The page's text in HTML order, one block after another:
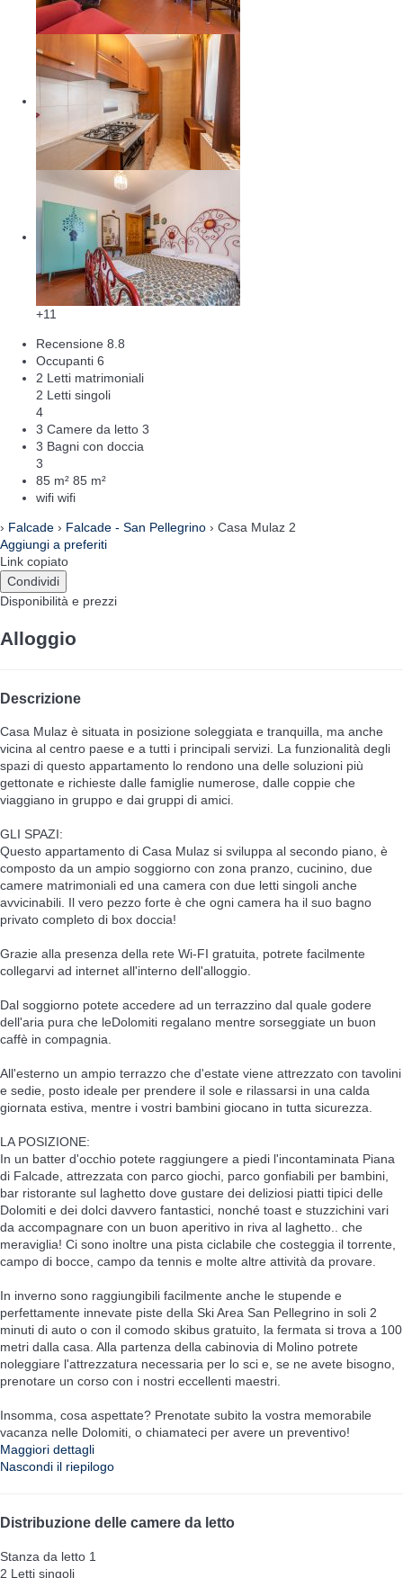
+11
Recensione 8.8
Occupanti 6
2 Letti matrimoniali
2 Letti singoli
4
3 Camere da letto 3
3 Bagni con doccia
3
85 m² 85 m²
wifi wifi
› Falcade › Falcade - San Pellegrino › Casa Mulaz 2
Aggiungi a preferiti
Link copiato
Condividi
Disponibilità e prezzi
Alloggio
Descrizione
Casa Mulaz è situata in posizione soleggiata e tranquilla, ma anche
vicina al centro paese e a tutti i principali servizi. La funzionalità degli
spazi di questo appartamento lo rendono una delle soluzioni più
gettonate e richieste dalle famiglie numerose, dalle coppie che
viaggiano in gruppo e dai gruppi di amici.
GLI SPAZI:
Questo appartamento di Casa Mulaz si sviluppa al secondo piano, è
composto da un ampio soggiorno con zona pranzo, cucinino, due
camere matrimoniali ed una camera con due letti singoli anche
avvicinabili. Il vero pezzo forte è che ogni camera ha il suo bagno
privato completo di box doccia!
Grazie alla presenza della rete Wi-FI gratuita, potrete facilmente
collegarvi ad internet all'interno dell'alloggio.
Dal soggiorno potete accedere ad un terrazzino dal quale godere
dell'aria pura che leDolomiti regalano mentre sorseggiate un buon
caffè in compagnia.
All'esterno un ampio terrazzo che d'estate viene attrezzato con tavolini
e sedie, posto ideale per prendere il sole e rilassarsi in una calda
giornata estiva, mentre i vostri bambini giocano in tutta sicurezza.
LA POSIZIONE:
In un batter d'occhio potete raggiungere a piedi l'incontaminata Piana
di Falcade, attrezzata con parco giochi, parco gonfiabili per bambini,
bar ristorante sul laghetto dove gustare dei deliziosi piatti tipici delle
Dolomiti e dei dolci davvero fantastici, nonché toast e stuzzichini vari
da accompagnare con un buon aperitivo in riva al laghetto.. che
meraviglia! Ci sono inoltre una pista ciclabile che costeggia il torrente,
campo di bocce, campo da tennis e molte altre attività da provare.
In inverno sono raggiungibili facilmente anche le stupende e
perfettamente innevate piste della Ski Area San Pellegrino in soli 2
minuti di auto o con il comodo skibus gratuito, la fermata si trova a 100
metri dalla casa. Alla partenza della cabinovia di Molino potrete
noleggiare l'attrezzatura necessaria per lo sci e, se ne avete bisogno,
prenotare un corso con i nostri eccellenti maestri.
Insomma, cosa aspettate? Prenotate subito la vostra memorabile
vacanza nelle Dolomiti, o chiamateci per avere un preventivo!
Maggiori dettagli
Nascondi il riepilogo
Distribuzione delle camere da letto
Stanza da letto 1
2 Letti singoli